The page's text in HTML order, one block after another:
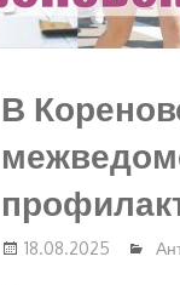
В
18.08.2025